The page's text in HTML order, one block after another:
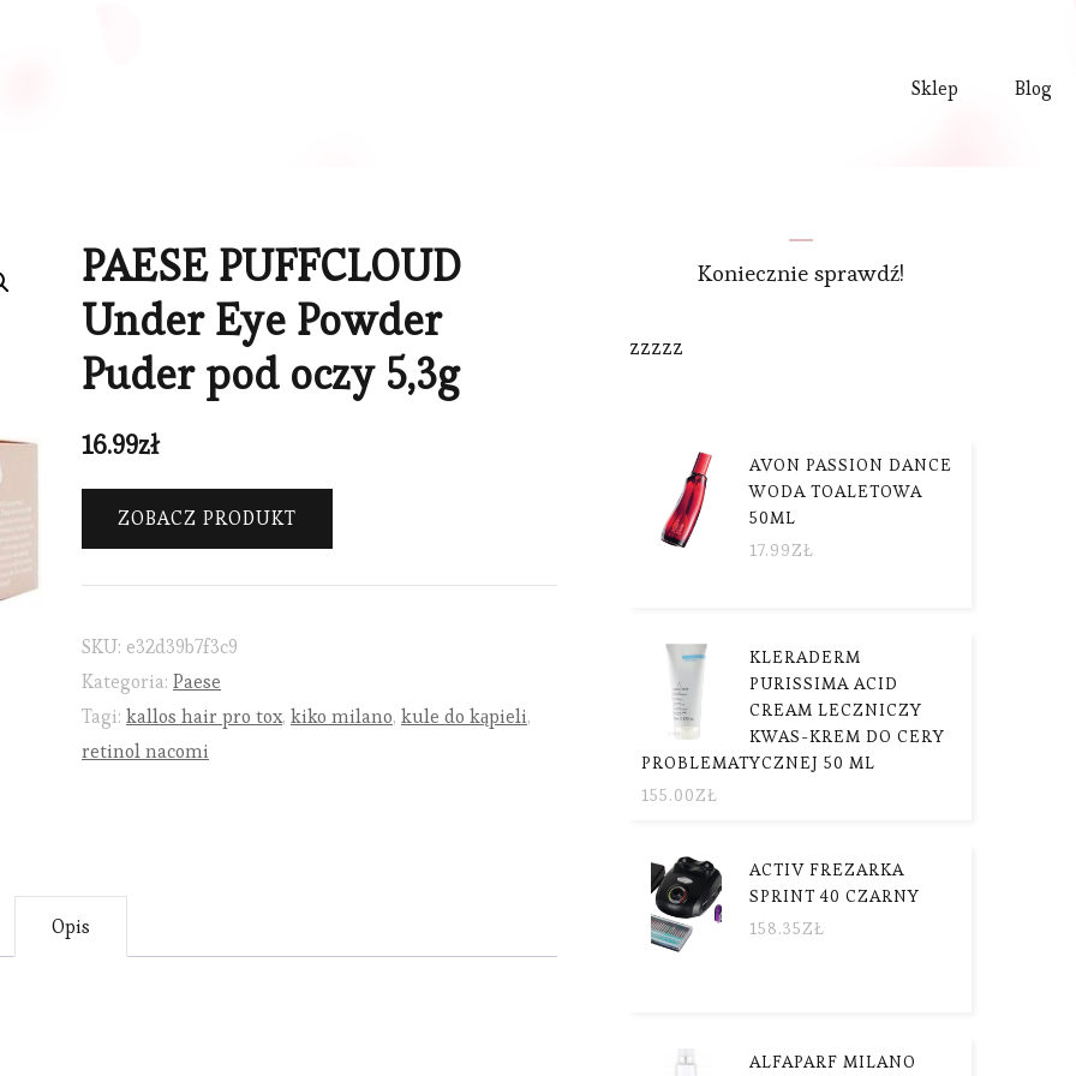
Sklep Blog
PAESE PUFFCLOUD
Under Eye Powder
Puder pod oczy 5,3g
16.99zł
ZOBACZ PRODUKT
SKU: e32d39b7f3c9
Kategoria: Paese
Tagi: kallos hair pro tox, kiko milano, kule do kąpieli,
retinol nacomi
Opis
Koniecznie sprawdź!
zzzzz
AVON PASSION DANCE
WODA TOALETOWA
50ML
17.99ZŁ
KLERADERM
PURISSIMA ACID
CREAM LECZNICZY
KWAS-KREM DO CERY
PROBLEMATYCZNEJ 50 ML
155.00ZŁ
ACTIV FREZARKA
SPRINT 40 CZARNY
158.35ZŁ
ALFAPARF MILANO